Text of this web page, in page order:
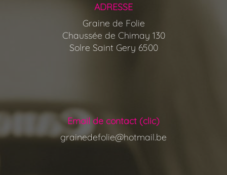
ADRESSE
Graine de Folie
Chaussée de Chimay 130
Solre Saint Gery 6500
Email de contact (clic)
grainedefolie@hotmail.be